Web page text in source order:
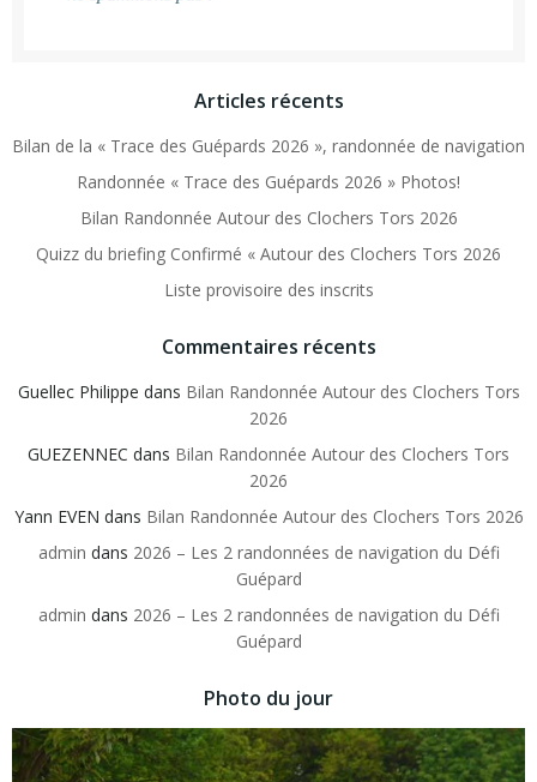
Articles récents
Bilan de la « Trace des Guépards 2026 », randonnée de navigation
Randonnée « Trace des Guépards 2026 » Photos!
Bilan Randonnée Autour des Clochers Tors 2026
Quizz du briefing Confirmé « Autour des Clochers Tors 2026
Liste provisoire des inscrits
Commentaires récents
Guellec Philippe dans Bilan Randonnée Autour des Clochers Tors
2026
GUEZENNEC dans Bilan Randonnée Autour des Clochers Tors
2026
Yann EVEN dans Bilan Randonnée Autour des Clochers Tors 2026
admin dans 2026 – Les 2 randonnées de navigation du Défi
Guépard
admin dans 2026 – Les 2 randonnées de navigation du Défi
Guépard
Photo du jour